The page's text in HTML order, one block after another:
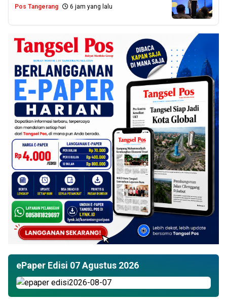
Pos Tangerang 6 jam yang lalu
ePaper Edisi 07 Agustus 2026